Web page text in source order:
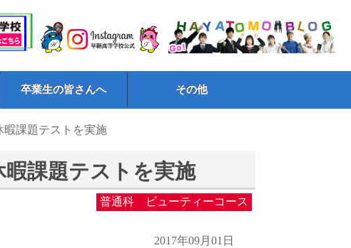
卒業生の皆さんへ その他
暇課題テストを実施
課題テストを実施
普通科 ビューティーコース
2017年09月01日